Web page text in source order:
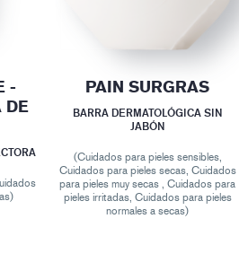
-
DE
PAIN SURGRAS
BARRA DERMATOLÓGICA SIN
JABÓN
(Cuidados para pieles sensibles,
Cuidados para pieles secas, Cuidados
para pieles muy secas , Cuidados para
pieles irritadas, Cuidados para pieles
normales a secas)